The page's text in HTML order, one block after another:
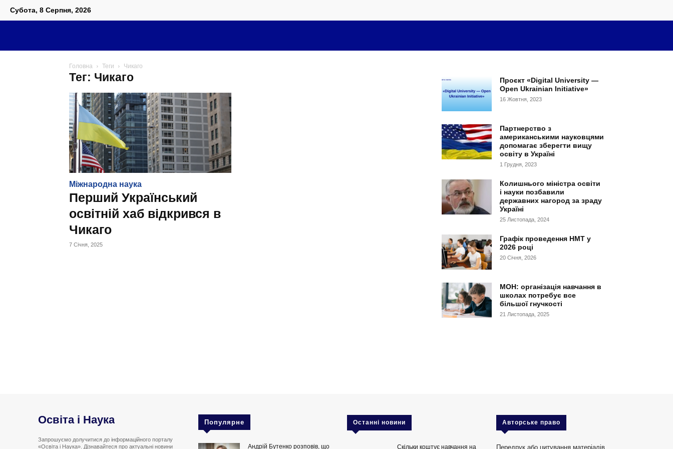
Субота, 8 Серпня, 2026
Головна Теги Чикаго
Тег: Чикаго
Міжнародна наука
Перший Український
освітній хаб відкрився в
Чикаго
7 Січня, 2025
Проєкт «Digital University —
Open Ukrainian Initiative»
16 Жовтня, 2023
Партнерство з
американськими науковцями
допомагає зберегти вищу
освіту в Україні
1 Грудня, 2023
Колишнього міністра освіти
і науки позбавили
державних нагород за зраду
Україні
25 Листопада, 2024
Графік проведення НМТ у
2026 році
20 Січня, 2026
МОН: організація навчання в
школах потребує все
більшої гнучкості
21 Листопада, 2025
Освіта і Наука
Запрошуємо долучитися до інформаційного порталу
«Освіта і Наука». Дізнавайтеся про актуальні новини
Популярне
Андрій Бутенко розповів, що
Останні новини
Скільки коштує навчання на
Авторське право
Передрук або цитування матеріалів